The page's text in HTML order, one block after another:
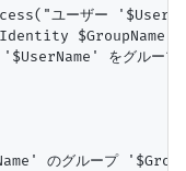
ユーザー
$GroupName
をグルー
のグループ